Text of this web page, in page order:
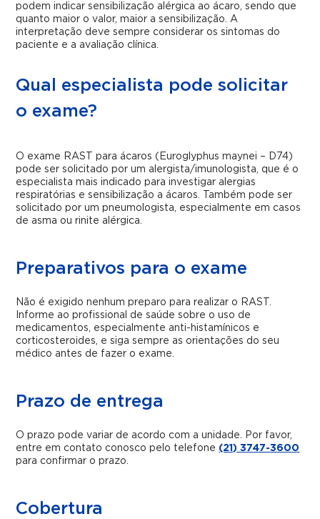
podem indicar sensibilização alérgica ao ácaro, sendo que
quanto maior o valor, maior a sensibilização. A
interpretação deve sempre considerar os sintomas do
paciente e a avaliação clínica.
Qual especialista pode solicitar
o exame?
O exame RAST para ácaros (Euroglyphus maynei – D74)
pode ser solicitado por um alergista/imunologista, que é o
especialista mais indicado para investigar alergias
respiratórias e sensibilização a ácaros. Também pode ser
solicitado por um pneumologista, especialmente em casos
de asma ou rinite alérgica.
Preparativos para o exame
Não é exigido nenhum preparo para realizar o RAST.
Informe ao profissional de saúde sobre o uso de
medicamentos, especialmente anti-histamínicos e
corticosteroides, e siga sempre as orientações do seu
médico antes de fazer o exame.
Prazo de entrega
O prazo pode variar de acordo com a unidade. Por favor,
entre em contato conosco pelo telefone (21) 3747-3600
para confirmar o prazo.
Cobertura